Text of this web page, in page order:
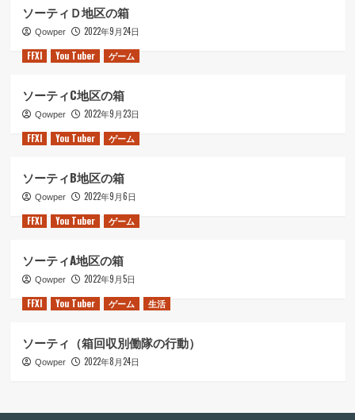
ソーティＤ地区の箱
Qowper
2022年9月24日
FFXI
You Tuber ゲーム
ソーティC地区の箱
Qowper
2022年9月23日
FFXI
You Tuber ゲーム
ソーティB地区の箱
Qowper
2022年9月6日
FFXI
You Tuber ゲーム
ソーティA地区の箱
Qowper
2022年9月5日
FFXI
You Tuber ゲーム 生活
ソーティ（箱回収別働隊の行動）
Qowper 2022年8月24日